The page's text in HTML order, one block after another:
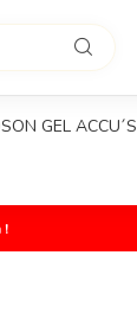
GEL ACCU´S
!